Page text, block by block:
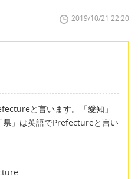
2019/10/21 22:20
と言います。「愛知」
」は英語でPrefectureと言い